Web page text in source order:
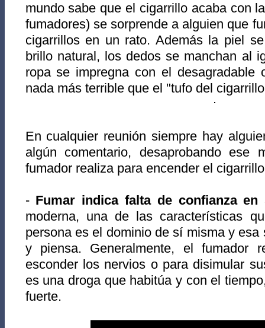
mundo sabe que el cigarrillo acaba con
fumadores) se sorprende a alguien que
cigarrillos en un rato. Además la piel
brillo natural, los dedos se manchan al
ropa se impregna con el desagradable
nada más terrible que el "tufo del
En cualquier reunión siempre hay
algún comentario, desaprobando ese
fumador realiza para encender el
- Fumar indica falta de confianza en
moderna, una de las características
persona es el dominio de sí misma y esa
y piensa. Generalmente, el fumador
esconder los nervios o para disimular
es una droga que habitúa y con el
fuerte.